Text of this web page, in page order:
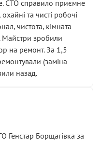
СТО справило приємне
та чисті робочі
чистота, кімната
Майстри зробили
на ремонт. За 1,5
(заміна
назад.
Генстар Борщагівка за